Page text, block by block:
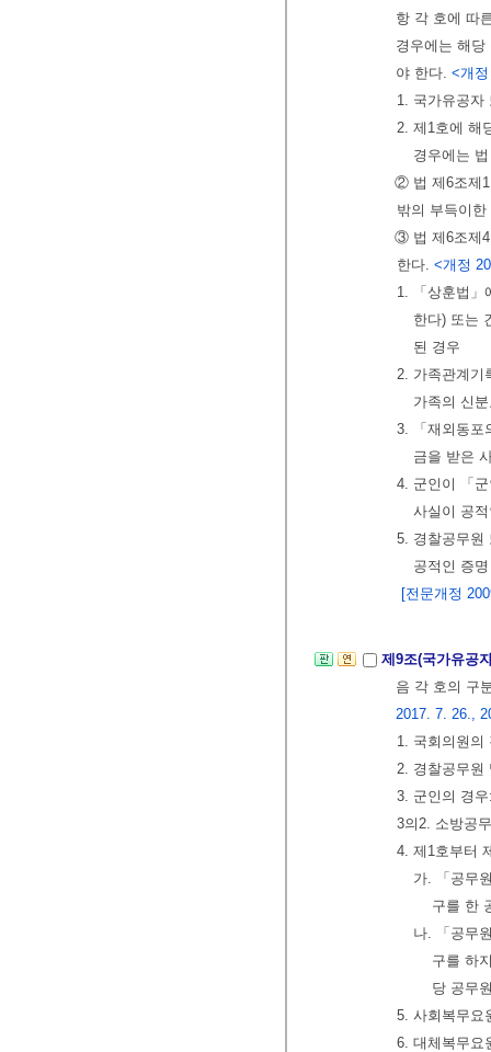
항 각 호에 따
경우에는 해당
야 한다. <개
1. 국가유공자
2. 제1호에 해
경우에는
② 법 제6조제1
밖의 부득이
③ 법 제6조제4
한다. <개정
1. 「상훈법」
한다) 또는
된 경우
2. 가족관계기
가족의 신
3. 「재외동포
금을 받은
4. 군인이 「
사실이 공
5. 경찰공무원
공적인 증
[전문개정
제9조(국가유공
음 각 호의 구
2017. 7. 26.,
1. 국회의원의
2. 경찰공무원
3. 군인의 경
3의2. 소방공
4. 제1호부터
가. 「공무
구를 한
나. 「공무
구를 하
당 공무
5. 사회복무요
6. 대체복무요